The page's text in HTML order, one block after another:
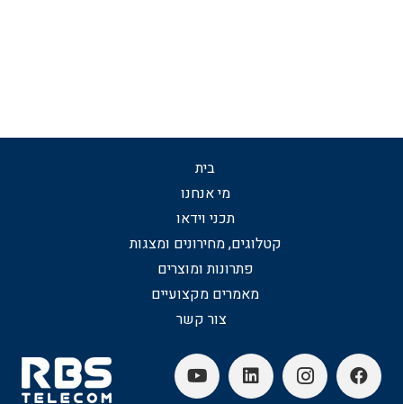
בית
מי אנחנו
תכני וידאו
קטלוגים, מחירונים ומצגות
פתרונות ומוצרים
מאמרים מקצועיים
צור קשר